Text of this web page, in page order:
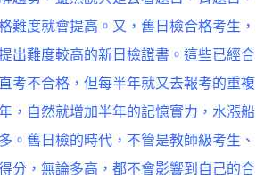
難度就會提高。又，舊日檢合格考生，
出難度較高的新日檢證書。這些已經合
考不合格，但每半年就又去報考的重複
，自然就增加半年的記憶實力，水漲船
。舊日檢的時代，不管是教師級考生、
分，無論多高，都不會影響到自己的合